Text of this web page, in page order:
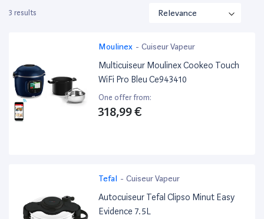
3 results
Moulinex - Cuiseur Vapeur
Multicuiseur Moulinex Cookeo Touch
WiFi Pro Bleu Ce943410
One offer from:
318,99 €
Tefal - Cuiseur Vapeur
Autocuiseur Tefal Clipso Minut Easy
Evidence 7.5L